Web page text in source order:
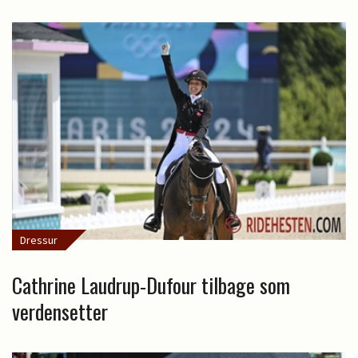
Dressur
Cathrine Laudrup-Dufour tilbage som
verdensetter